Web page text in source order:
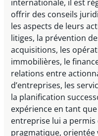
internationale, il est
offrir des conseils
les aspects de leurs
litiges, la prévention
acquisitions, les
immobilières, le
relations entre
d’entreprises, les
la planification
expérience en tant
entreprise lui a
pragmatique, orientée